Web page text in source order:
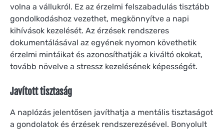
volna a vállukról. Ez az érzelmi felszabadulás tisztább
gondolkodáshoz vezethet, megkönnyítve a napi
kihívások kezelését. Az érzések rendszeres
dokumentálásával az egyének nyomon követhetik
érzelmi mintáikat és azonosíthatják a kiváltó okokat,
tovább növelve a stressz kezelésének képességét.
Javított tisztaság
A naplózás jelentősen javíthatja a mentális tisztaságot
a gondolatok és érzések rendszerezésével. Bonyolult